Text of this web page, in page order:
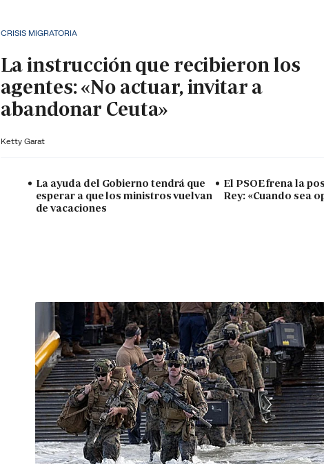
CRISIS MIGRATORIA
La instrucción que recibieron los
agentes: «No actuar, invitar a
abandonar Ceuta»
Ketty Garat
La ayuda del Gobierno tendrá que
esperar a que los ministros vuelvan
de vacaciones
El PSOE frena la
Rey: «Cuando sea